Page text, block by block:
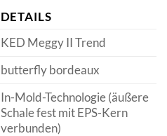
DETAILS
KED Meggy II Trend
butterfly bordeaux
In-Mold-Technologie (äußere
Schale fest mit EPS-Kern
verbunden)